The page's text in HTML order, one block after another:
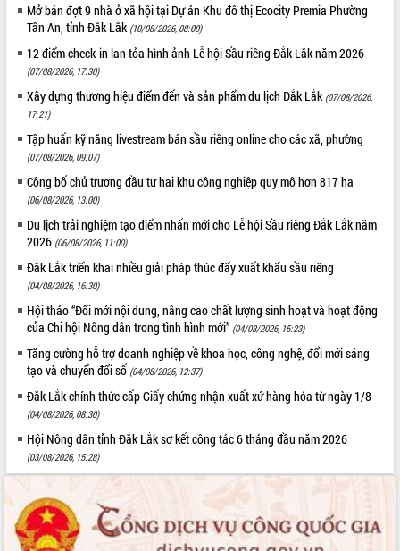
Mở bán đợt 9 nhà ở xã hội tại Dự án Khu đô thị Ecocity Premia Phường
Tân An, tỉnh Đắk Lắk (10/08/2026, 08:00)
12 điểm check-in lan tỏa hình ảnh Lễ hội Sầu riêng Đắk Lắk năm 2026
(07/08/2026, 17:30)
Xây dựng thương hiệu điểm đến và sản phẩm du lịch Đắk Lắk (07/08/2026,
17:21)
Tập huấn kỹ năng livestream bán sầu riêng online cho các xã, phường
(07/08/2026, 09:07)
Công bố chủ trương đầu tư hai khu công nghiệp quy mô hơn 817 ha
(06/08/2026, 13:00)
Du lịch trải nghiệm tạo điểm nhấn mới cho Lễ hội Sầu riêng Đắk Lắk năm
2026 (06/08/2026, 11:00)
Đắk Lắk triển khai nhiều giải pháp thúc đẩy xuất khẩu sầu riêng
(04/08/2026, 16:30)
Hội thảo “Đổi mới nội dung, nâng cao chất lượng sinh hoạt và hoạt động
của Chi hội Nông dân trong tình hình mới” (04/08/2026, 15:23)
Tăng cường hỗ trợ doanh nghiệp về khoa học, công nghệ, đổi mới sáng
tạo và chuyển đổi số (04/08/2026, 12:37)
Đắk Lắk chính thức cấp Giấy chứng nhận xuất xứ hàng hóa từ ngày 1/8
(04/08/2026, 08:30)
Hội Nông dân tỉnh Đắk Lắk sơ kết công tác 6 tháng đầu năm 2026
(03/08/2026, 15:28)